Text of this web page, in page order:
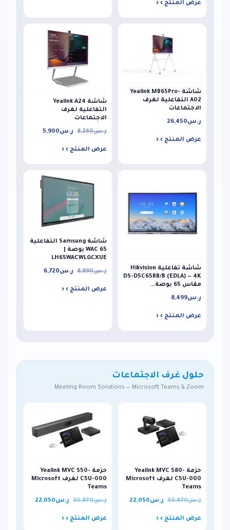
عرض المنتج ›
شاشة Yealink MB65Pro-
A02 التفاعلية لغرف
الاجتماعات
ر.س26,450
عرض المنتج ›
شاشة Yealink A24
التفاعلية لغرف
الاجتماعات
ر.س8,260 ر.س5,900
عرض المنتج ›
شاشة تفاعلية Hikvision
DS-D5C65RB/B (EDLA) — 4K
مقاس 65 بوصة…
ر.س8,499
عرض المنتج ›
شاشة Samsung التفاعلية
WAC 65 بوصة |
LH65WACWLGCXUE
ر.س8,990 ر.س6,720
عرض المنتج ›
حلول غرف الاجتماعات
Meeting Room Solutions — Microsoft Teams & Zoom
حزمة Yealink MVC S80-
C5U-000 لغرف Microsoft
Teams
ر.س30,870 ر.س22,050
عرض المنتج ›
حزمة Yealink MVC S50-
C5U-000 لغرف Microsoft
Teams
ر.س30,870 ر.س22,050
عرض المنتج ›